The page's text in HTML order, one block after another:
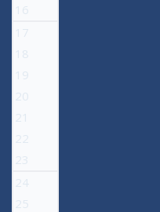
16
17
18
19
20
21
22
23
24
25